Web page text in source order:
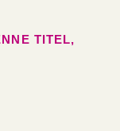
TITEL,